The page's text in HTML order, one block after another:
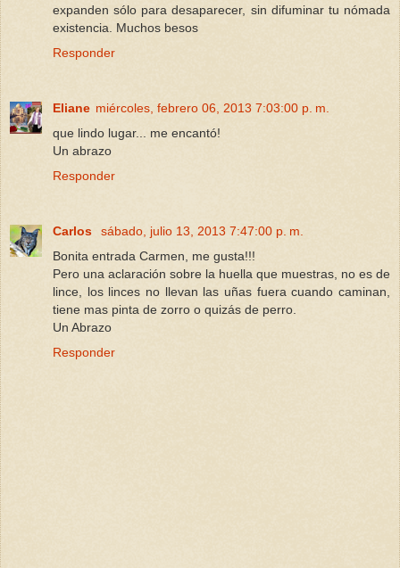
expanden sólo para desaparecer, sin difuminar tu nómada
existencia. Muchos besos
Responder
Eliane miércoles, febrero 06, 2013 7:03:00 p. m.
que lindo lugar... me encantó!
Un abrazo
Responder
Carlos
sábado, julio 13, 2013 7:47:00 p. m.
Bonita entrada Carmen, me gusta!!!
Pero una aclaración sobre la huella que muestras, no es de
lince, los linces no llevan las uñas fuera cuando caminan,
tiene mas pinta de zorro o quizás de perro.
Un Abrazo
Responder